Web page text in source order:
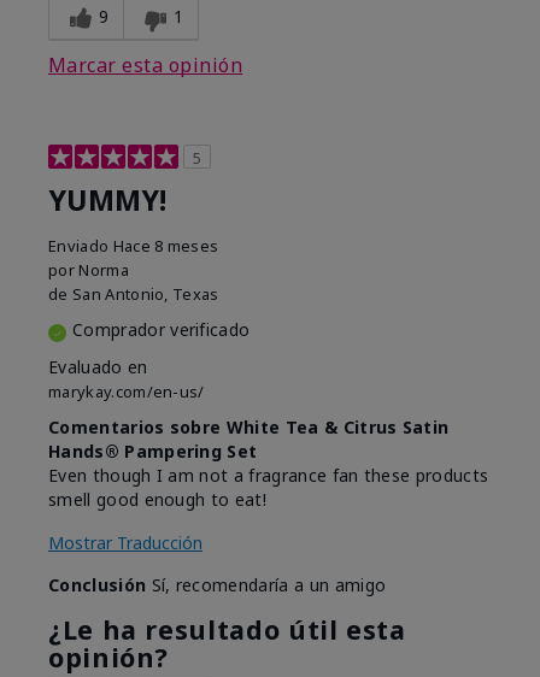
9 1
Marcar esta opinión
5
YUMMY!
Enviado Hace 8 meses
por Norma
de San Antonio, Texas
Comprador verificado
Evaluado en
marykay.com/en-us/
Comentarios sobre White Tea & Citrus Satin
Hands® Pampering Set
Even though I am not a fragrance fan these products
smell good enough to eat!
Mostrar Traducción
Conclusión Sí, recomendaría a un amigo
¿Le ha resultado útil esta
opinión?